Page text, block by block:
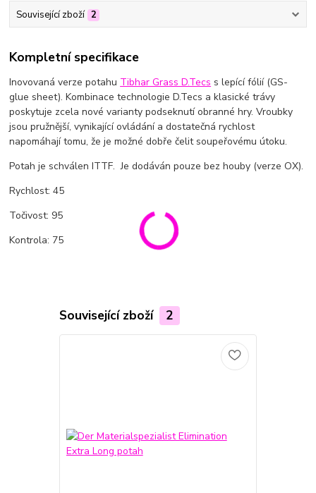
Související zboží 2
Kompletní specifikace
Inovovaná verze potahu Tibhar Grass D.Tecs s lepící fólií (GS-
glue sheet). Kombinace technologie D.Tecs a klasické trávy
poskytuje zcela nové varianty podseknutí obranné hry. Vroubky
jsou pružnější, vynikající ovládání a dostatečná rychlost
napomáhají tomu, že je možné dobře čelit soupeřovému útoku.
Potah je schválen ITTF. Je dodáván pouze bez houby (verze OX).
Rychlost: 45
Točivost: 95
Kontrola: 75
Související zboží 2